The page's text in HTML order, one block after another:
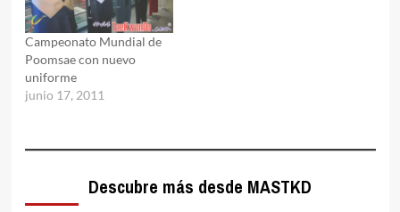
Campeonato Mundial de
Poomsae con nuevo
uniforme
junio 17, 2011
Descubre más desde MASTKD